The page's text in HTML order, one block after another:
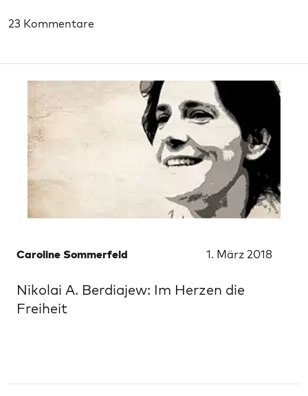
23 Kommentare
Caroline Sommerfeld 1. März 2018
Nikolai A. Berdiajew: Im Herzen die
Freiheit